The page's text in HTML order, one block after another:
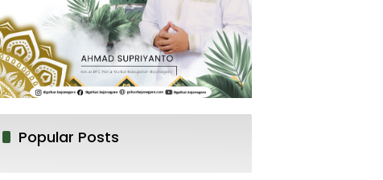
Popular Posts